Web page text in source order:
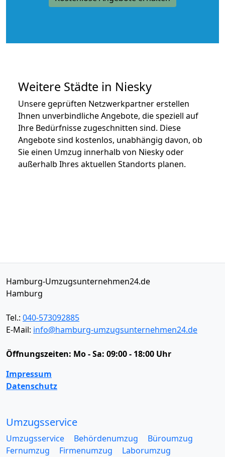
Weitere Städte in Niesky
Unsere geprüften Netzwerkpartner erstellen
Ihnen unverbindliche Angebote, die speziell auf
Ihre Bedürfnisse zugeschnitten sind. Diese
Angebote sind kostenlos, unabhängig davon, ob
Sie einen Umzug innerhalb von Niesky oder
außerhalb Ihres aktuellen Standorts planen.
Hamburg-Umzugsunternehmen24.de
Hamburg
Tel.: 040-573092885
E-Mail: info@hamburg-umzugsunternehmen24.de
Öffnungszeiten: Mo - Sa: 09:00 - 18:00 Uhr
Impressum
Datenschutz
Umzugsservice
Umzugsservice Behördenumzug
Büroumzug
Fernumzug
Firmenumzug
Laborumzug